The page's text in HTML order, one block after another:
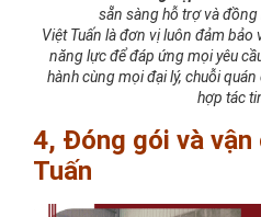
sẵn sàng hỗ trợ và
Việt Tuấn là đơn vị luôn đảm bảo
năng lực để đáp ứng mọi yêu
hành cùng mọi đại lý, chuỗi
hợp tác
4, Đóng gói và
Tuấn